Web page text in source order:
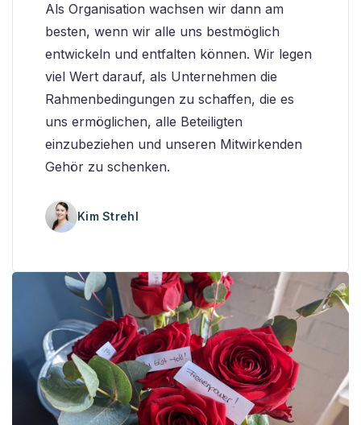
Als Organisation wachsen wir dann am
besten, wenn wir alle uns bestmöglich
entwickeln und entfalten können. Wir legen
viel Wert darauf, als Unternehmen die
Rahmenbedingungen zu schaffen, die es
uns ermöglichen, alle Beteiligten
einzubeziehen und unseren Mitwirkenden
Gehör zu schenken.
Kim Strehl